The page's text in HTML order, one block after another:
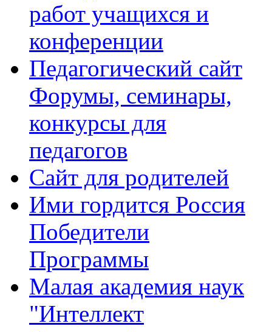
работ учащихся и
конференции
Педагогический сайт
Форумы, семинары,
конкурсы для
педагогов
Сайт для родителей
Ими гордится Россия
Победители
Программы
Малая академия наук
"Интеллект